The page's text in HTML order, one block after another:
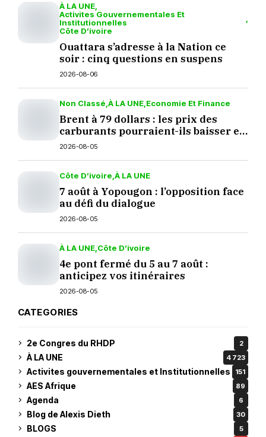
À LA UNE
Activites Gouvernementales Et
Institutionnelles
Côte D’ivoire
Ouattara s’adresse à la Nation ce
soir : cinq questions en suspens
2026-08-06
Non Classé À LA UNE Economie Et Finance
Brent à 79 dollars : les prix des
carburants pourraient-ils baisser en
septembre ?
2026-08-05
Côte D’ivoire À LA UNE
7 août à Yopougon : l’opposition face
au défi du dialogue
2026-08-05
À LA UNE Côte D’ivoire
4e pont fermé du 5 au 7 août :
anticipez vos itinéraires
2026-08-05
CATEGORIES
2e Congres du RHDP 2
À LA UNE 4 723
Activites gouvernementales et Institutionnelles 151
AES Afrique 89
Agenda 6
Blog de Alexis Dieth 30
BLOGS 5